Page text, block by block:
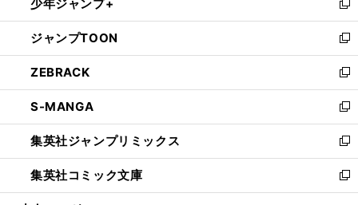
く
で
開
く
ド
ウ
で
開
く
ィ
ン
ド
ウ
で
開
く
い
ウ
ィ
ン
ド
ウ
で
開
く
少年ジャンプ+
新
し
い
ウ
ィ
ン
ド
ウ
で
開
く
ジャンプTOON
新
し
い
ウ
ィ
ン
ド
ウ
で
開
ZEBRACK
新
し
い
ウ
ィ
ン
ド
ウ
S-MANGA
新
し
い
ウ
ィ
ン
集英社ジャンプリミックス
新
し
い
ウ
集英社コミック文庫
新
し